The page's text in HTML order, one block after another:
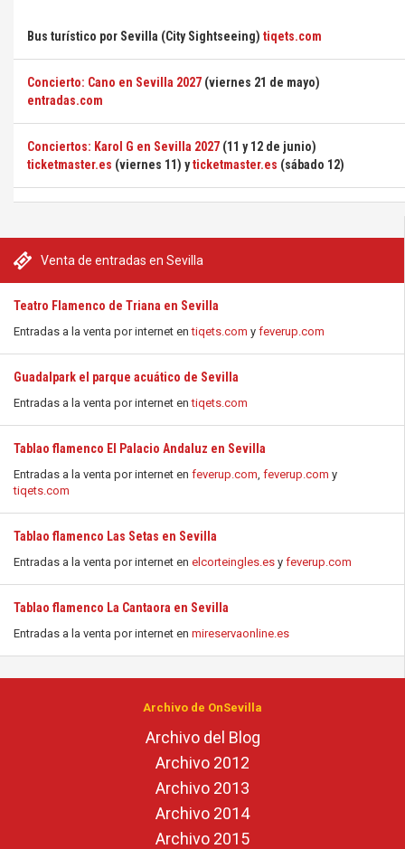
Venta de entradas en Sevilla
Teatro Flamenco de Triana en Sevilla
Entradas a la venta por internet entiqets.com y feverup.com
Guadalpark el parque acuático de Sevilla
Entradas a la venta por internet entiqets.com
Tablao flamenco El Palacio Andaluz en Sevilla
Entradas a la venta por internet en feverup.com, feverup.com y
tiqets.com
Tablao flamenco Las Setas en Sevilla
Entradas a la venta por internet en elcorteingles.es y feverup.com
Tablao flamenco La Cantaora en Sevilla
Entradas a la venta por internet en mireservaonline.es
Bus turístico por Sevilla (City Sightseeing) tiqets.com
Concierto: Cano en Sevilla 2027 (viernes 21 de mayo)
entradas.com
Conciertos: Karol G en Sevilla 2027 (11 y 12 de junio)
ticketmaster.es (viernes 11) yticketmaster.es (sábado 12)
Archivo de OnSevilla
Archivo del Blog
Archivo 2012
Archivo 2013
Archivo 2014
Archivo 2015